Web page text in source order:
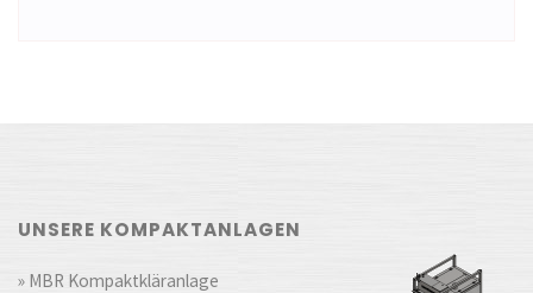
UNSERE KOMPAKTANLAGEN
» MBR Kompaktkläranlage